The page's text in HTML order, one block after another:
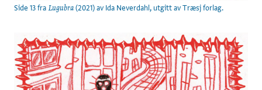
Side 13 fra Lugubra (2021) av Ida Neverdahl, utgitt av Træsj forlag.